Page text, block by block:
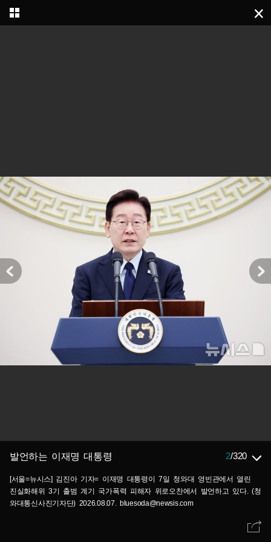
발언하는 이재명 대통령 2/320
[서울=뉴시스] 김진아 기자= 이재명 대통령이 7일 청와대 영빈관에서 열린
진실화해위 3기 출범 계기 국가폭력 피해자 위로오찬에서 발언하고 있다. (청
와대통신사진기자단) 2026.08.07. bluesoda@newsis.com